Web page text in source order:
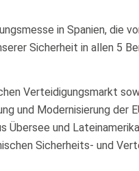
in Spanien, die
Sicherheit in allen 5
Verteidigungsmarkt
und Modernisierung der
Übersee und
Sicherheits- und